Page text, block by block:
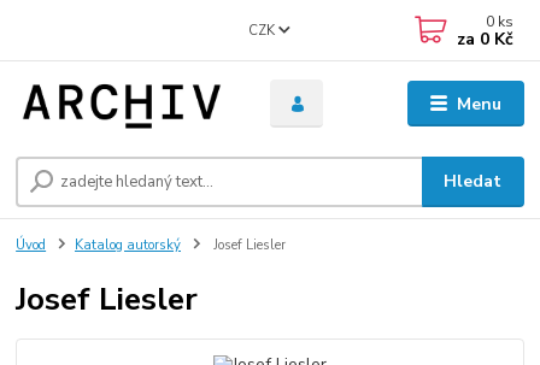
Menu
CZK
Hledat
0 ks
za 0 Kč
Úvod Katalog autorský Josef Liesler
Josef Liesler